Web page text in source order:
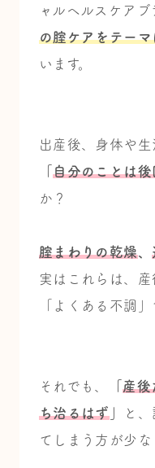
ャルヘルスケアブ
の腟ケアをテー
います。
出産後、身体や生
「自分のことは後
か？
腟まわりの乾燥、
実はこれらは、
「よくある不調」
それでも、 「産後
ち治るはず」
と
てしまう方が少な